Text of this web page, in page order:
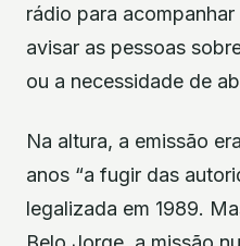
rádio para
avisar as pessoas
ou a necessidade de
Na altura, a emissão
anos “a fugir das
legalizada em 1989.